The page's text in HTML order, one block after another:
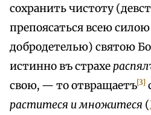
сохранить чистоту
препоясаться всею
добродетелью) святою
истинно въ страхе
свою, — то отвращаетъ[3]
раститеся и множитеся (